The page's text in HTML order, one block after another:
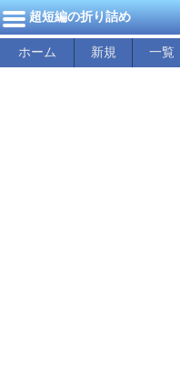
超短編の折り詰め
ホーム 新規 一覧